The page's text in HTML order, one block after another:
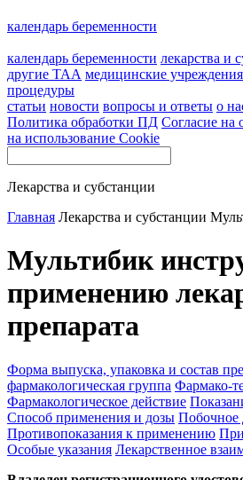
календарь беременности
календарь беременности лекарства и
другие ТАА медицинские учреждения
процедуры
статьи новости вопросы и ответы о
Политика обработки ПД Согласие на
на использование Cookie
Лекарства и субстанции
Главная Лекарства и субстанции
Мультибик
применению
препарата
Форма выпуска, упаковка и состав
фармакологическая группа Фармако-
Фармакологическое действие
Способ применения и дозы Побочное
Противопоказания к применению
Особые указания Лекарственное